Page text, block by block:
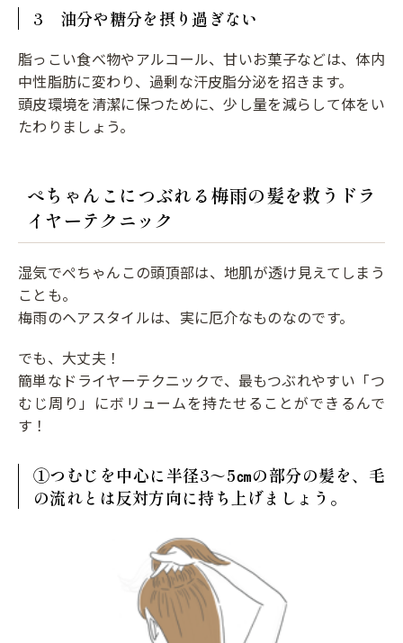
3 油分や糖分を摂り過ぎない
脂っこい食べ物やアルコール、甘いお菓子などは、体内
中性脂肪に変わり、過剰な汗皮脂分泌を招きます。
頭皮環境を清潔に保つために、少し量を減らして体をい
たわりましょう。
ぺちゃんこにつぶれる梅雨の髪を救うドラ
イヤーテクニック
湿気でぺちゃんこの頭頂部は、地肌が透け見えてしまう
ことも。
梅雨のヘアスタイルは、実に厄介なものなのです。
でも、大丈夫！
簡単なドライヤーテクニックで、最もつぶれやすい「つ
むじ周り」にボリュームを持たせることができるんで
す！
①つむじを中心に半径3～5㎝の部分の髪を、毛
の流れとは反対方向に持ち上げましょう。